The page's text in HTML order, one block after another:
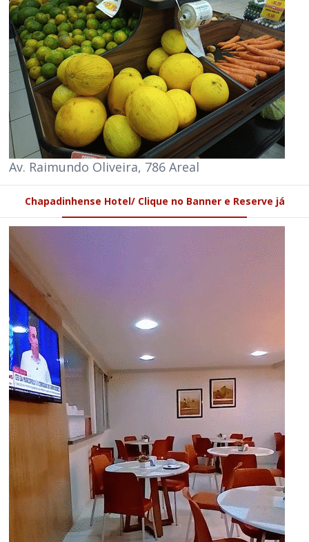
Av. Raimundo Oliveira, 786 Areal
Chapadinhense Hotel/ Clique no Banner e Reserve já